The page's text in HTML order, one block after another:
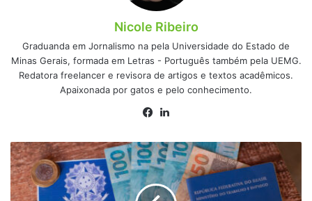
Nicole Ribeiro
Graduanda em Jornalismo na pela Universidade do Estado de
Minas Gerais, formada em Letras - Português também pela UEMG.
Redatora freelancer e revisora de artigos e textos acadêmicos.
Apaixonada por gatos e pelo conhecimento.
Facebook
Foi
demitido?
Veja
como,